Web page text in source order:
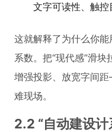
文字可读性、触控
这就解释了为什么你
系数。把“现代感”滑
增强投影、放宽字间
难现场。
2.2 “自动建设